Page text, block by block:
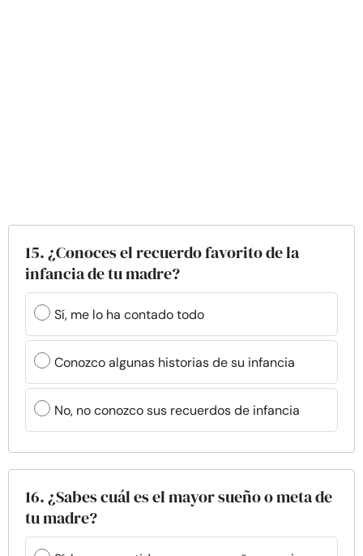
15. ¿Conoces el recuerdo favorito de la
infancia de tu madre?
Sí, me lo ha contado todo
Conozco algunas historias de su infancia
No, no conozco sus recuerdos de infancia
16. ¿Sabes cuál es el mayor sueño o meta de
tu madre?